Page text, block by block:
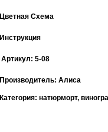
Цветная Схема
Инструкция
Артикул: 5-08
Производитель: Алиса
Категория: натюрморт,